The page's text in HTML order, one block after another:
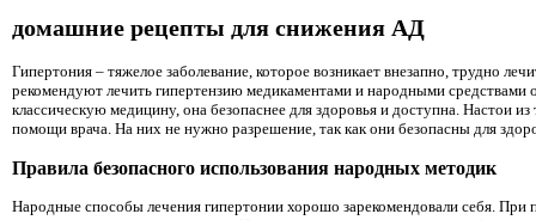
домашние рецепты для снижения АД
Гипертония – тяжелое заболевание, которое возникает внезапно, трудно
рекомендуют лечить гипертензию медикаментами и народными средствами
классическую медицину, она безопаснее для здоровья и доступна. Настои
помощи врача. На них не нужно разрешение, так как они безопасны для
Правила безопасного использования народных методик
Народные способы лечения гипертонии хорошо зарекомендовали себя.